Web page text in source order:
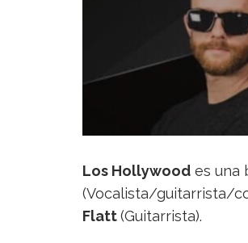
Los Hollywood es una
(Vocalista/guitarrista/
Flatt(Guitarrista).